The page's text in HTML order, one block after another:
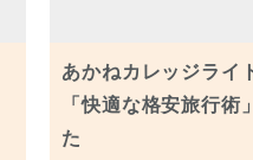
あかねカレッジライ
「快適な格安旅行術
た